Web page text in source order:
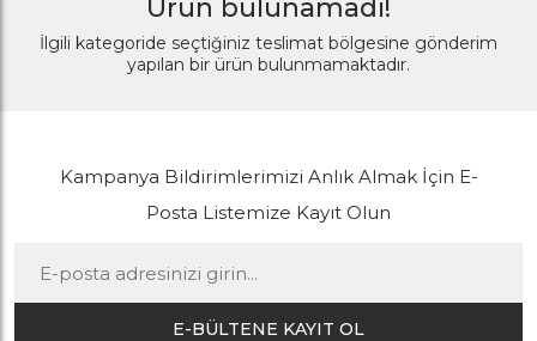
Ürün bulunamadı!
İlgili kategoride seçtiğiniz teslimat bölgesine gönderim
yapılan bir ürün bulunmamaktadır.
Kampanya Bildirimlerimizi Anlık Almak İçin E-
Posta Listemize Kayıt Olun
E-BÜLTENE KAYIT OL